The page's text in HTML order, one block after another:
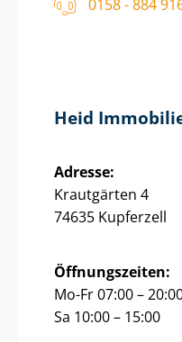
0158 - 884
Heid
Adresse:
Krautgärten 4
74635 Kupferzell
Öffnungszeiten:
Mo-Fr 07:00 –
Sa 10:00 – 15:00